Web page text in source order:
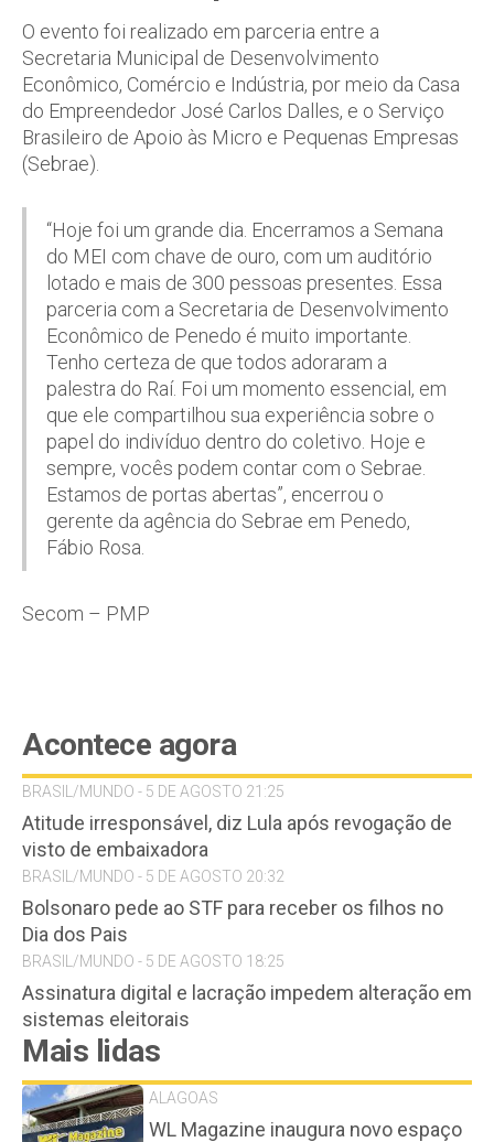
O evento foi realizado em parceria entre a
Secretaria Municipal de Desenvolvimento
Econômico, Comércio e Indústria, por meio da Casa
do Empreendedor José Carlos Dalles, e o Serviço
Brasileiro de Apoio às Micro e Pequenas Empresas
(Sebrae).
“Hoje foi um grande dia. Encerramos a Semana
do MEI com chave de ouro, com um auditório
lotado e mais de 300 pessoas presentes. Essa
parceria com a Secretaria de Desenvolvimento
Econômico de Penedo é muito importante.
Tenho certeza de que todos adoraram a
palestra do Raí. Foi um momento essencial, em
que ele compartilhou sua experiência sobre o
papel do indivíduo dentro do coletivo. Hoje e
sempre, vocês podem contar com o Sebrae.
Estamos de portas abertas”, encerrou o
gerente da agência do Sebrae em Penedo,
Fábio Rosa.
Secom – PMP
Acontece agora
BRASIL/MUNDO - 5 DE AGOSTO 21:25
Atitude irresponsável, diz Lula após revogação de
visto de embaixadora
BRASIL/MUNDO - 5 DE AGOSTO 20:32
Bolsonaro pede ao STF para receber os filhos no
Dia dos Pais
BRASIL/MUNDO - 5 DE AGOSTO 18:25
Assinatura digital e lacração impedem alteração em
sistemas eleitorais
Mais lidas
ALAGOAS
WL Magazine inaugura novo espaço